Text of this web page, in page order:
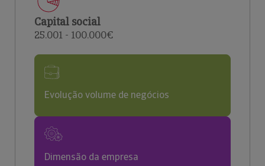
Capital social
25.001 - 100.000€
Evolução volume de negócios
Dimensão da empresa